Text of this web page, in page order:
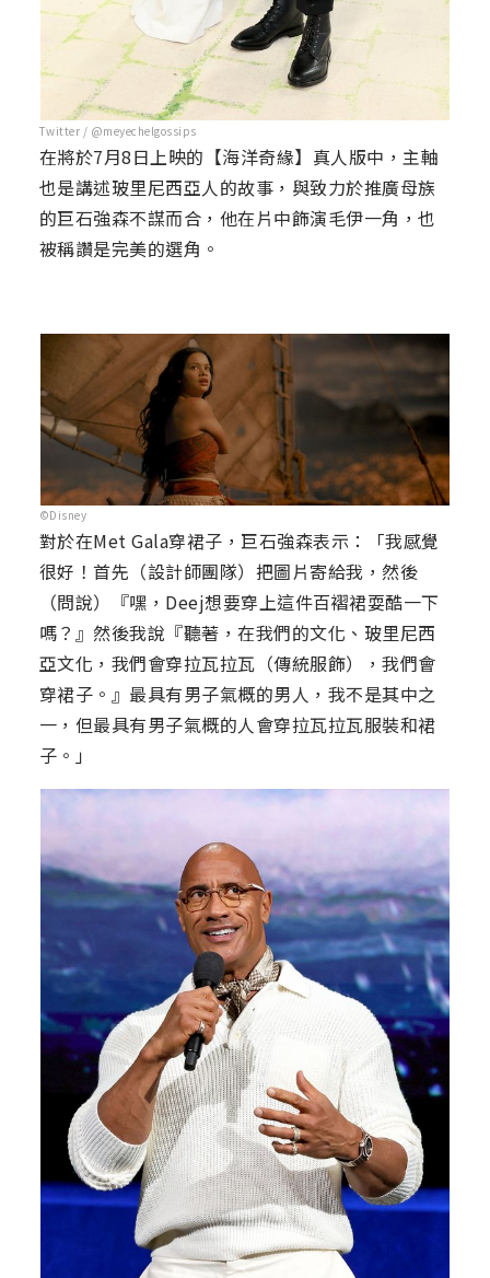
Twitter / @meyechelgossips
在將於7月8日上映的【海洋奇緣】真人版中，主軸
也是講述玻里尼西亞人的故事，與致力於推廣母族
的巨石強森不謀而合，他在片中飾演毛伊一角，也
被稱讚是完美的選角。
©Disney
對於在Met Gala穿裙子，巨石強森表示：「我感覺
很好！首先（設計師團隊）把圖片寄給我，然後
（問說）『嘿，Deej想要穿上這件百褶裙耍酷一下
嗎？』然後我說『聽著，在我們的文化、玻里尼西
亞文化，我們會穿拉瓦拉瓦（傳統服飾），我們會
穿裙子。』最具有男子氣概的男人，我不是其中之
一，但最具有男子氣概的人會穿拉瓦拉瓦服裝和裙
子。」